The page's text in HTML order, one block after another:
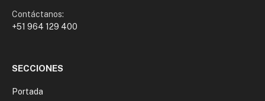
Contáctanos:
+51 964 129 400
SECCIONES
Portada